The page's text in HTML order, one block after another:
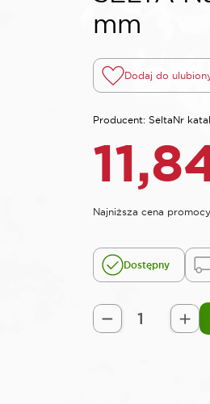
mm
Dodaj do
Producent: SeltaNr
Najniższa cena
Dostępny
ilość